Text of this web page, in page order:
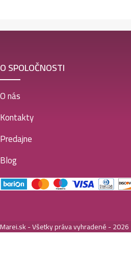
O SPOLOČNOSTI
O nás
Kontakty
Predajne
Blog
Marei.sk - Všetky práva vyhradené - 2026